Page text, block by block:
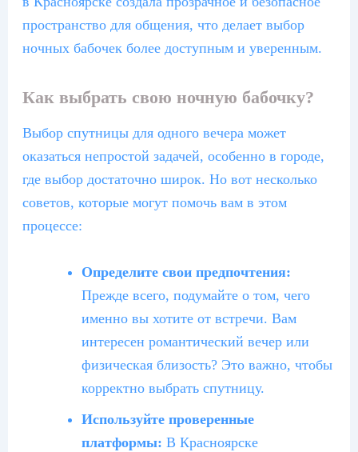
пространство для общения, что делает выбор
ночных бабочек более доступным и уверенным.
Как выбрать свою ночную бабочку?
Выбор спутницы для одного вечера может
оказаться непростой задачей, особенно в городе,
где выбор достаточно широк. Но вот несколько
советов, которые могут помочь вам в этом
процессе:
Определите свои предпочтения:
Прежде всего, подумайте о том, чего
именно вы хотите от встречи. Вам
интересен романтический вечер или
физическая близость? Это важно, чтобы
корректно выбрать спутницу.
Используйте проверенные
платформы: В Красноярске